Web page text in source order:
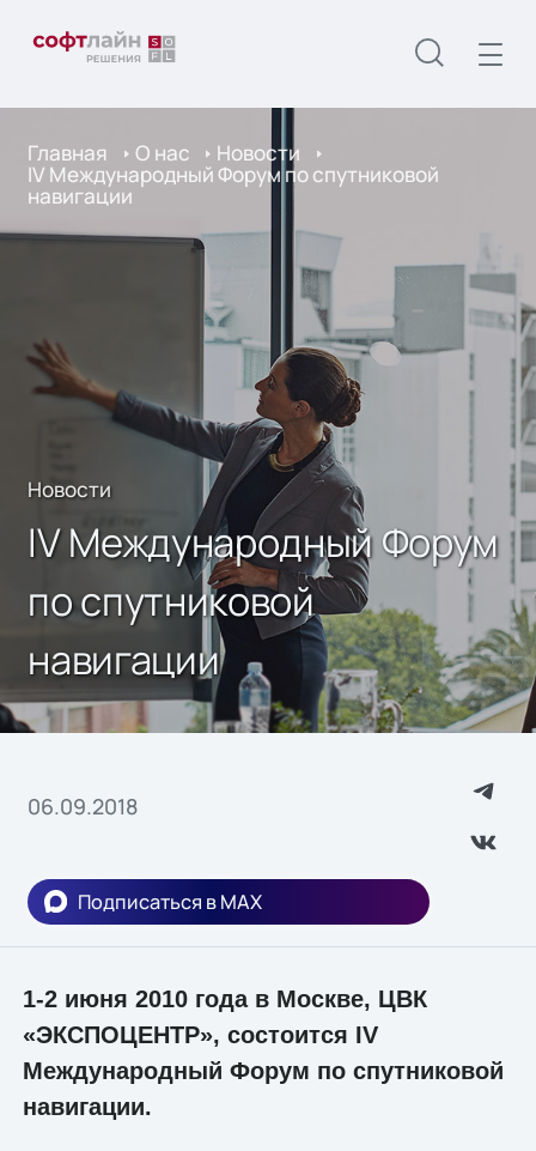
Главная О нас Новости
IV Международный Форум по спутниковой
навигации
Новости
IV Международный Форум
по спутниковой
навигации
06.09.2018
Подписаться в MAX
1-2 июня 2010 года в Москве, ЦВК
«ЭКСПОЦЕНТР», состоится IV
Международный Форум по спутниковой
навигации.